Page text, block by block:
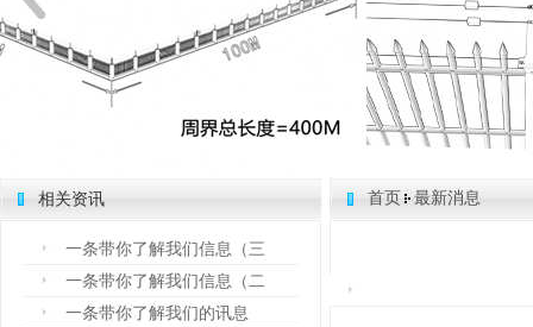
相关资讯
一条带你了解我们信息（三
一条带你了解我们信息（二
一条带你了解我们的讯息
首页 最新消息